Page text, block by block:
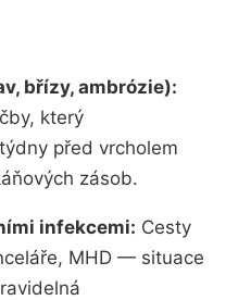
břízy, ambrózie):
který
před vrcholem
zásob.
infekcemi: Cesty
MHD — situace